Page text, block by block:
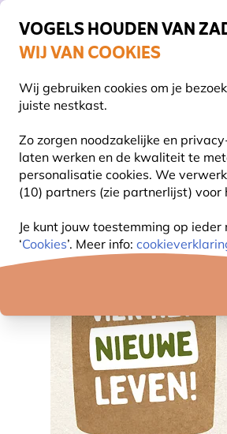
VOGELS HOUDEN VAN
WIJ VAN COOKIES
Wij gebruiken cookies om je
juiste nestkast.
Zo zorgen noodzakelijke en
laten werken en de kwaliteit te
personalisatie cookies. We
(10) partners (zie partnerlijst)
Je kunt jouw toestemming op
‘Cookies’. Meer info:
Gratis thuisbezorgd vanaf €49
VOGELVOER